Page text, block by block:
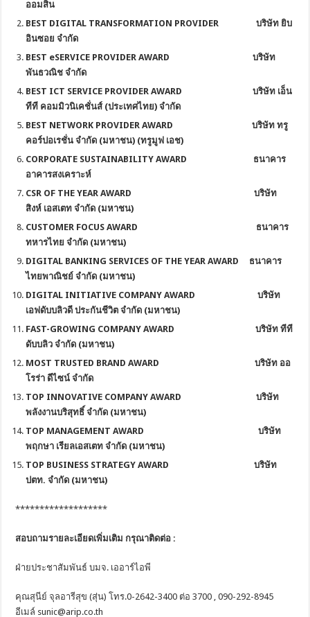
ออมสิน
BEST DIGITAL TRANSFORMATION PROVIDER บริษัท ยิบ
อินซอย จำกัด
BEST eSERVICE PROVIDER AWARD บริษัท
พันธวณิช จำกัด
BEST ICT SERVICE PROVIDER AWARD บริษัท เอ็น
ทีที คอมมิวนิเคชั่นส์ (ประเทศไทย) จำกัด
BEST NETWORK PROVIDER AWARD บริษัท ทรู
คอร์ปอเรชั่น จำกัด (มหาชน) (ทรูมูฟ เอช)
CORPORATE SUSTAINABILITY AWARD ธนาคาร
อาคารสงเคราะห์
CSR OF THE YEAR AWARD บริษัท
สิงห์ เอสเตท จำกัด (มหาชน)
CUSTOMER FOCUS AWARD ธนาคาร
ทหารไทย จำกัด (มหาชน)
DIGITAL BANKING SERVICES OF THE YEAR AWARD ธนาคาร
ไทยพาณิชย์ จำกัด (มหาชน)
DIGITAL INITIATIVE COMPANY AWARD บริษัท
เอฟดับบลิวดี ประกันชีวิต จำกัด (มหาชน)
FAST-GROWING COMPANY AWARD บริษัท ทีที
ดับบลิว จำกัด (มหาชน)
MOST TRUSTED BRAND AWARD บริษัท ออ
โรร่า ดีไซน์ จำกัด
TOP INNOVATIVE COMPANY AWARD บริษัท
พลังงานบริสุทธิ์ จำกัด (มหาชน)
TOP MANAGEMENT AWARD บริษัท
พฤกษา เรียลเอสเตท จำกัด (มหาชน)
TOP BUSINESS STRATEGY AWARDบริษัท
ปตท. จำกัด (มหาชน)
*******************
สอบถามรายละเอียดเพิ่มเติม กรุณาติดต่อ:
ฝ่ายประชาสัมพันธ์ บมจ. เออาร์ไอพี
คุณสุนีย์ จุลอารีสุข (สุ่น) โทร.0-2642-3400 ต่อ 3700 , 090-292-8945
อีเมล์ sunic@arip.co.th